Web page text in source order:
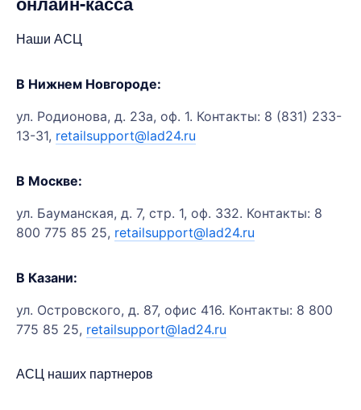
Наши АСЦ
В Нижнем Новгороде:
ул. Родионова, д. 23а, оф. 1. Контакты: 8 (831) 233-
13-31, retailsupport@lad24.ru
В Москве:
ул. Бауманская, д. 7, стр. 1, оф. 332. Контакты: 8
800 775 85 25, retailsupport@lad24.ru
В Казани:
ул. Островского, д. 87, офис 416. Контакты: 8 800
775 85 25, retailsupport@lad24.ru
АСЦ наших партнеров